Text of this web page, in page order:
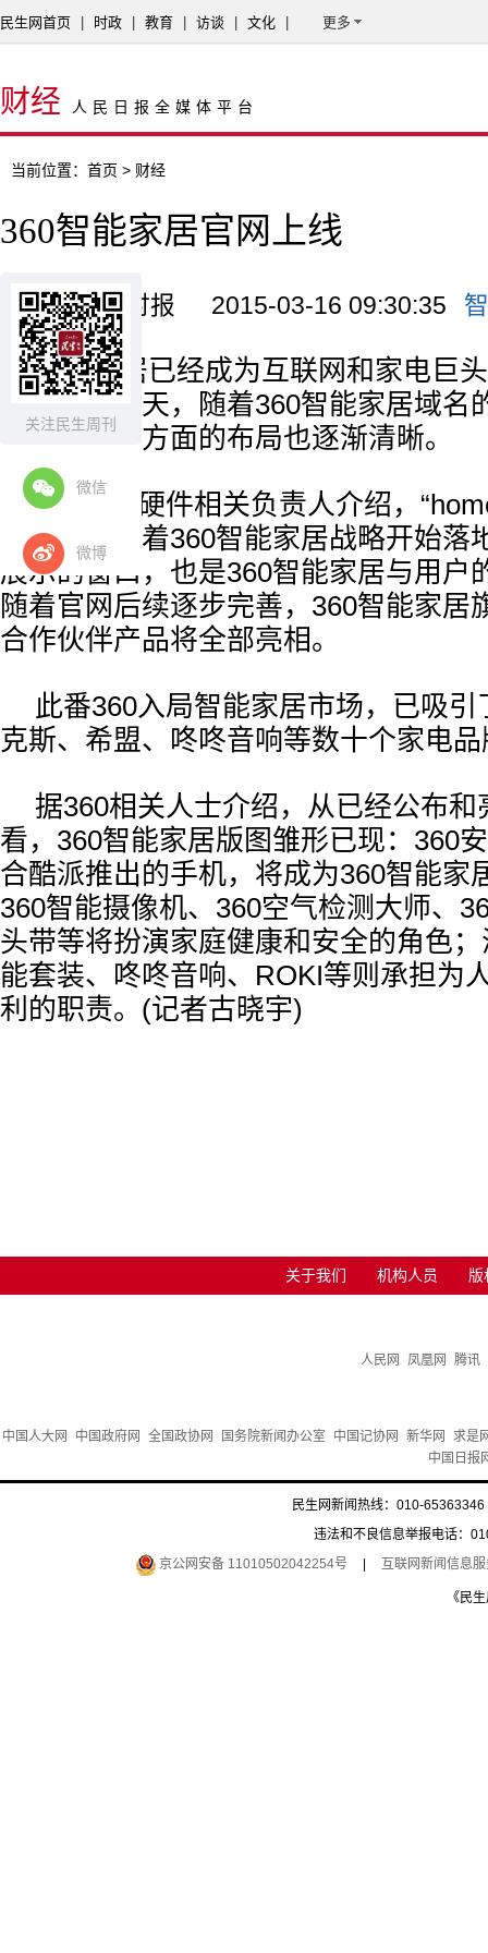
关注民生周刊
微信
微博
民生网首页 时政 教育 访谈 文化 更多
财经 人民日报全媒体平台
当前位置： 首页 > 财经
360智能家居官网上线
来源：京华时报 2015-03-16 09:30:35
智能家居已经成为互联网和家电巨
个战场。昨天，随着360智能家居域名
在智能家居方面的布局也逐渐清晰。
360智能硬件相关负责人介绍，
启动，意味着360智能家居战略开始落
展示的窗口，也是360智能家居与用户
随着官网后续逐步完善，360智能家居
合作伙伴产品将全部亮相。
此番360入局智能家居市场，已吸
克斯、希盟、咚咚音响等数十个家电
据360相关人士介绍，从已经公布
看，360智能家居版图雏形已现：360
合酷派推出的手机，将成为360智能家
360智能摄像机、360空气检测大师、
头带等将扮演家庭健康和安全的角色
能套装、咚咚音响、ROKI等则承担为
利的职责。(记者古晓宇)
关于我们 机构人员 版
人民网 凤凰网 腾讯
中国人大网 中国政府网 全国政协网 国务院新闻办公室 中国记协网 新华网
求是
中国日报
民生网新闻热线：010-
违法和不良信息举报电话：
京公网安备 11010502042254号
互联网新闻信息
《民